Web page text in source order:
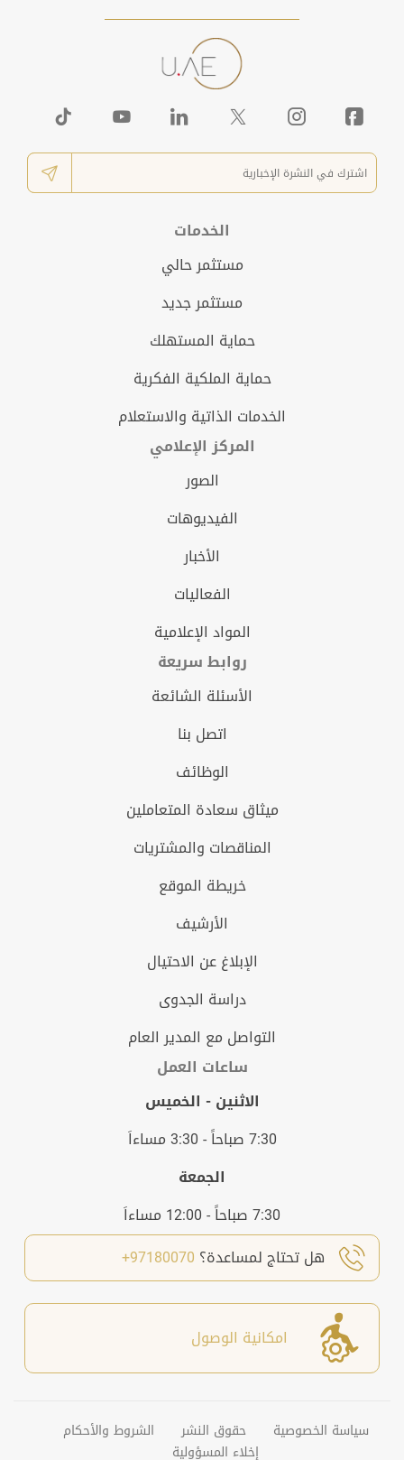
الخدمات
مستثمر حالي
مستثمر جديد
حماية المستهلك
حماية الملكية الفكرية
الخدمات الذاتية والاستعلام
المركز الإعلامي
الصور
الفيديوهات
الأخبار
الفعاليات
المواد الإعلامية
روابط سريعة
الأسئلة الشائعة
اتصل بنا
الوظائف
ميثاق سعادة المتعاملين
المناقصات والمشتريات
خريطة الموقع
الأرشيف
الإبلاغ عن الاحتيال
دراسة الجدوى
التواصل مع المدير العام
ساعات العمل
الاثنين - الخميس
7:30 صباحاً - 3:30 مساءاَ
الجمعة
7:30 صباحاً - 12:00 مساءاَ
هل تحتاج لمساعدة؟ 97180070+
امكانية الوصول
سياسة الخصوصية حقوق النشر
الشروط والأحكام
إخلاء المسؤولية